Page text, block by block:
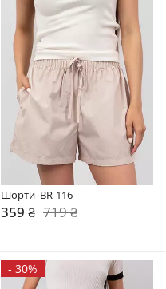
Шорти  BR-116
359 ₴ 719 ₴
- 30%